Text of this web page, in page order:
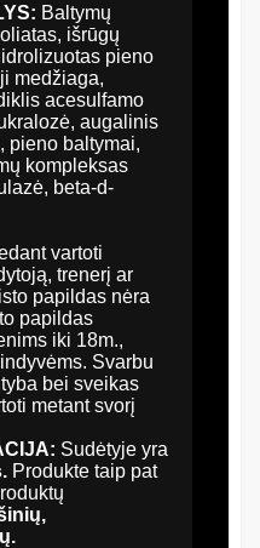
Baltymų
išrūgų
pieno
medžiaga,
acesulfamo
augalinis
pieno baltymai,
kompleksas
beta-d-
vartoti
trenerį ar
papildas nėra
papildas
iki 18m.,
Svarbu
bei sveikas
metant svorį
Sudėtyje yra
Produkte taip pat